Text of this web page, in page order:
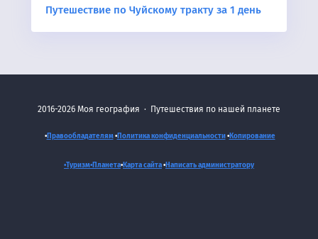
Путешествие по Чуйскому тракту за 1 день
2016-2026 Моя география · Путешествия по нашей планете
•Правообладателям•Политика конфиденциальности•Копирование
•Туризм•Планета•Карта сайта•Написать администратору